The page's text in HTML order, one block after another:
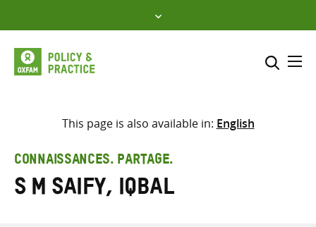
to
content
Sélectionner l’emplacement
Saisir
les
termes
This page is also available in: English
CONNAISSANCES. PARTAGE.
S M Saify, Iqbal